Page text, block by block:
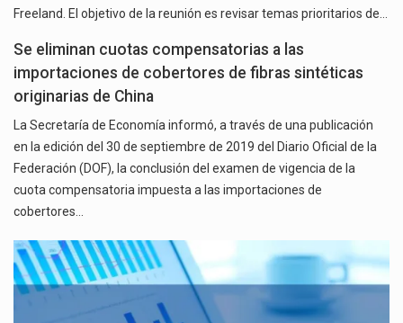
Freeland. El objetivo de la reunión es revisar temas prioritarios de…
Se eliminan cuotas compensatorias a las
importaciones de cobertores de fibras sintéticas
originarias de China
La Secretaría de Economía informó, a través de una publicación
en la edición del 30 de septiembre de 2019 del Diario Oficial de la
Federación (DOF), la conclusión del examen de vigencia de la
cuota compensatoria impuesta a las importaciones de
cobertores…